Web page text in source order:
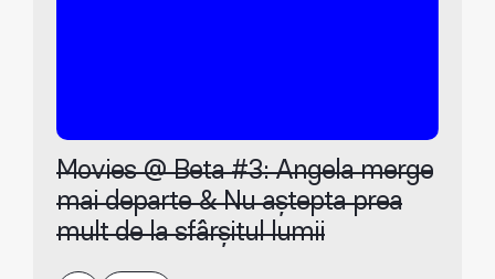
Movies @ Beta #3: Angela merge
mai departe & Nu aștepta prea
mult de la sfârșitul lumii